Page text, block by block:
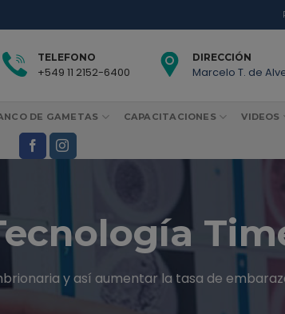
TELEFONO
+549 11 2152-6400
DIRECCIÓN
Marcelo T. de
DE GAMETAS CAPACITACIONES VIDEOS
y así aumentar la tasa de